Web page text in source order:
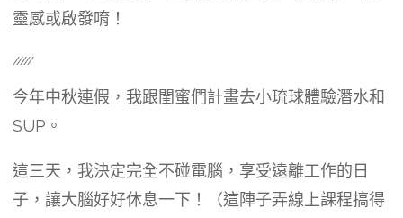
靈感或啟發唷！
/////
今年中秋連假，我跟閨蜜們計畫去小琉球體驗潛水和
SUP。
​這三天，我決定完全不碰電腦，享受遠離工作的日
子，讓大腦好好休息一下！（這陣子弄線上課程搞得